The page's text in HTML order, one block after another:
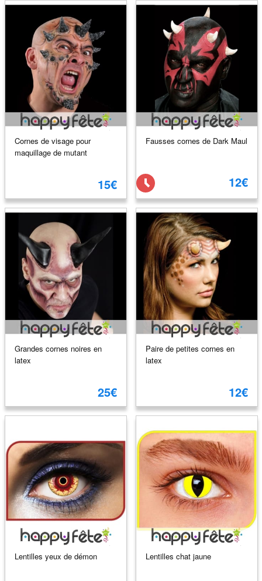
Cornes de visage pour
maquillage de mutant
15€
Fausses cornes de Dark Maul
12€
Grandes cornes noires en
latex
25€
Paire de petites cornes en
latex
12€
Lentilles yeux de démon Lentilles chat jaune